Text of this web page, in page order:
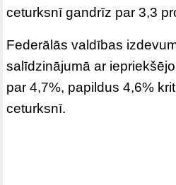
ceturksnī gandrīz par 3,3
Federālās valdības
salīdzinājumā ar
par 4,7%, papildus 4,6%
ceturksnī.